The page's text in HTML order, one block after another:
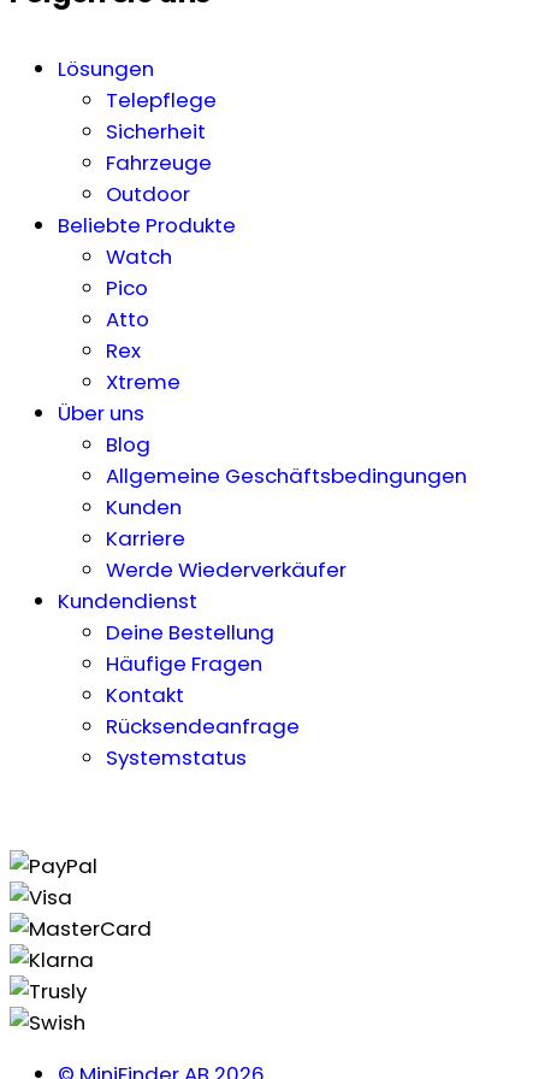
Lösungen
Telepflege
Sicherheit
Fahrzeuge
Outdoor
Beliebte Produkte
Watch
Pico
Atto
Rex
Xtreme
Über uns
Blog
Allgemeine Geschäftsbedingungen
Kunden
Karriere
Werde Wiederverkäufer
Kundendienst
Deine Bestellung
Häufige Fragen
Kontakt
Rücksendeanfrage
Systemstatus